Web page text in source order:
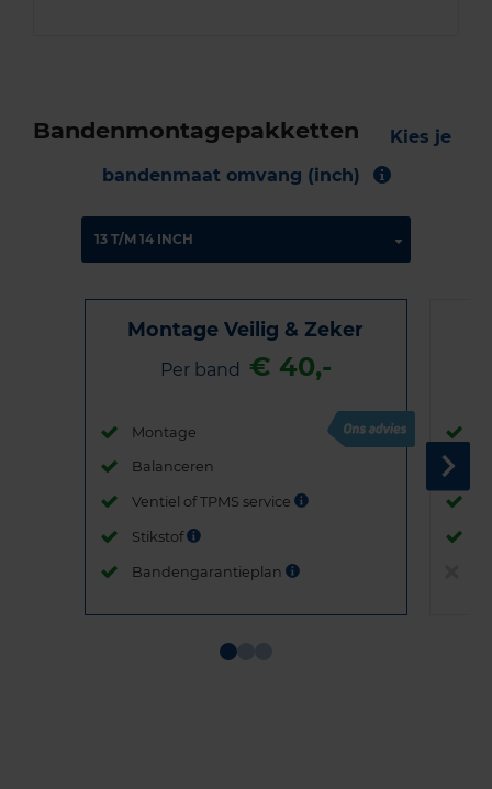
Bandenmontagepakketten
Kies je
bandenmaat omvang (inch)
Montage Veilig & Zeker
Per band € 40,-
Montage
Balanceren
Ventiel of TPMS service
Stikstof
Bandengarantieplan